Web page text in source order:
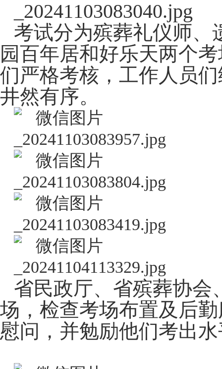
考试分为殡葬礼仪师、
园百年居和好乐天两个
们严格考核，工作人员
井然有序。
省民政厅、省殡葬协会
场，检查考场布置及后
慰问，并勉励他们考出